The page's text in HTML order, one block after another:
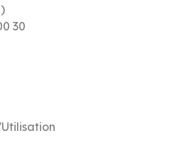
30